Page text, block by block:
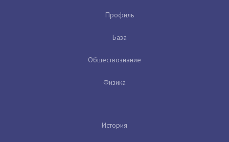
Профиль
База
Обществознание
Физика
История